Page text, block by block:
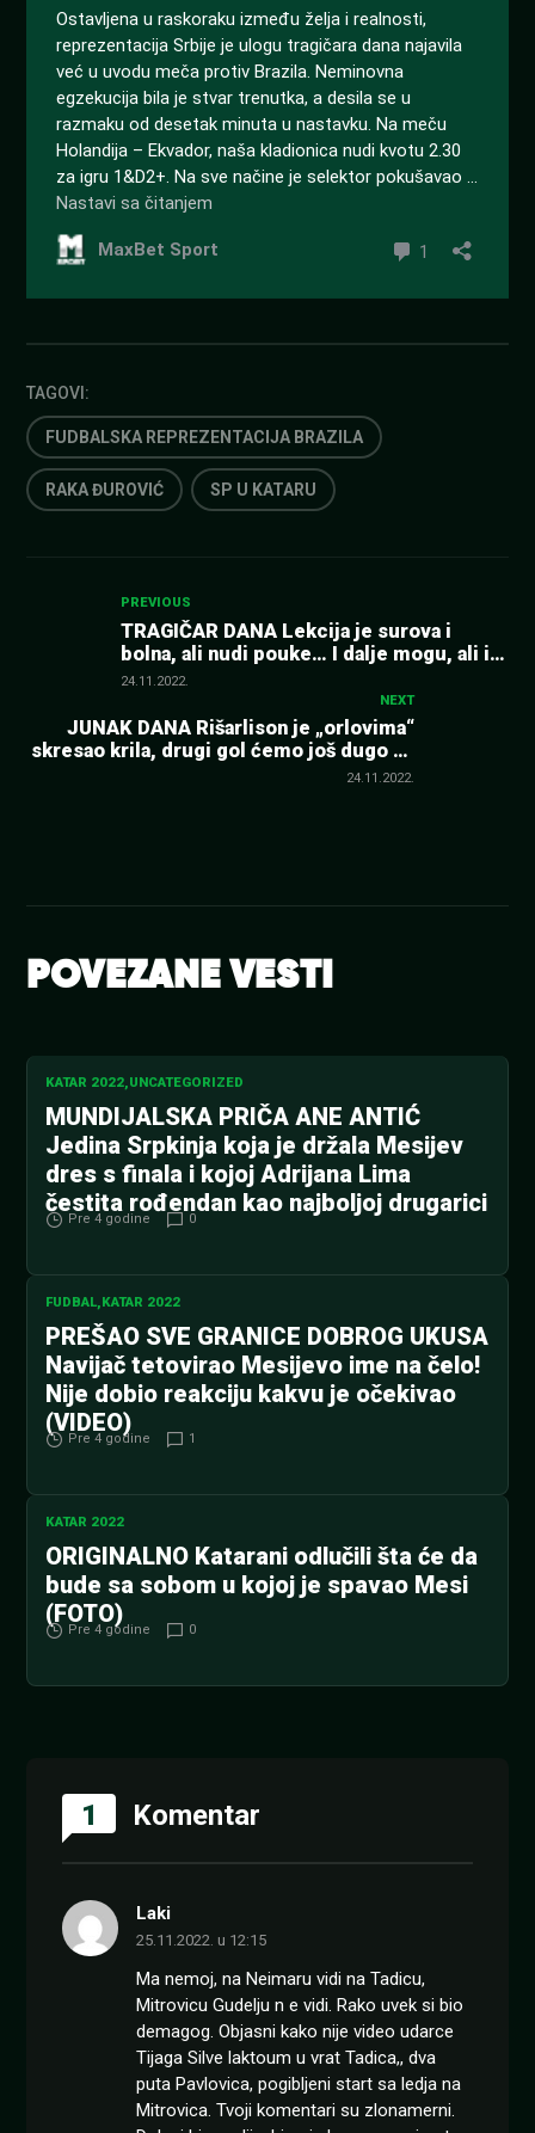
TAGOVI:
FUDBALSKA REPREZENTACIJA BRAZILA
RAKA ĐUROVIĆ SP U KATARU
Kretanje
članka
PREVIOUS
TRAGIČAR DANA Lekcija je surova i
bolna, ali nudi pouke… I dalje mogu, ali i
moraju mnogo bolje
24.11.2022.
NEXT
JUNAK DANA Rišarlison je „orlovima“
skresao krila, drugi gol ćemo još dugo da
gledamo (VIDEO)
24.11.2022.
POVEZANE VESTI
KATAR 2022 UNCATEGORIZED
MUNDIJALSKA PRIČA ANE ANTIĆ
Jedina Srpkinja koja je držala Mesijev
dres s finala i kojoj Adrijana Lima
čestita rođendan kao najboljoj drugarici
Pre 4 godine 0
FUDBAL KATAR 2022
PREŠAO SVE GRANICE DOBROG UKUSA
Navijač tetovirao Mesijevo ime na čelo!
Nije dobio reakciju kakvu je očekivao
(VIDEO)
Pre 4 godine 1
KATAR 2022
ORIGINALNO Katarani odlučili šta će da
bude sa sobom u kojoj je spavao Mesi
(FOTO)
Pre 4 godine 0
1 Komentar
Laki
25.11.2022. u 12:15
Ma nemoj, na Neimaru vidi na Tadicu,
Mitrovicu Gudelju n e vidi. Rako uvek si bio
demagog. Objasni kako nije video udarce
Tijaga Silve laktoum u vrat Tadica,, dva
puta Pavlovica, pogibljeni start sa ledja na
Mitrovica. Tvoji komentari su zlonamerni.